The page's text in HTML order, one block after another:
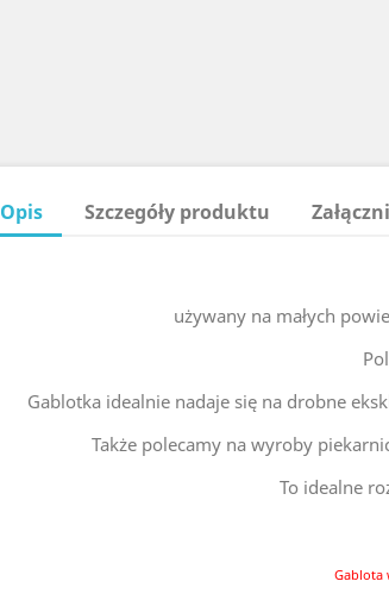
Opis Szczegóły produktu
używany na małych
Gablotka idealnie nadaje się na drobne
Także polecamy na wyroby
To idealne
Gablota